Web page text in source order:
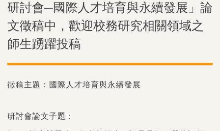
研討會─國際人才培育與永續發展」論
文徵稿中，歡迎校務研究相關領域之
師生踴躍投稿
徵稿主題：國際人才培育與永續發展
研討會論文子題：